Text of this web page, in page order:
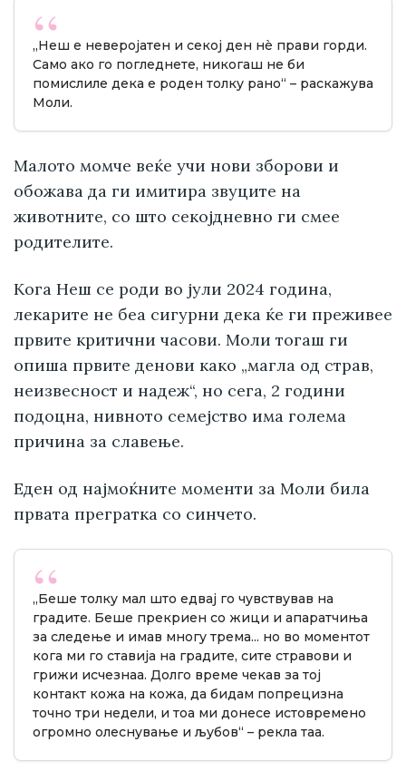
„Неш е неверојатен и секој ден нè прави горди.
Само ако го погледнете, никогаш не би
помислиле дека е роден толку рано“ – раскажува
Моли.
Малото момче веќе учи нови зборови и
обожава да ги имитира звуците на
животните, со што секојдневно ги смее
родителите.
Кога Неш се роди во јули 2024 година,
лекарите не беа сигурни дека ќе ги преживее
првите критични часови. Моли тогаш ги
опиша првите денови како „магла од страв,
неизвесност и надеж“, но сега, 2 години
подоцна, нивното семејство има голема
причина за славење.
Еден од најмоќните моменти за Моли била
првата прегратка со синчето.
„Беше толку мал што едвај го чувствував на
градите. Беше прекриен со жици и апаратчиња
за следење и имав многу трема... но во моментот
кога ми го ставија на градите, сите стравови и
грижи исчезнаа. Долго време чекав за тој
контакт кожа на кожа, да бидам попрецизна
точно три недели, и тоа ми донесе истовремено
огромно олеснување и љубов“ – рекла таа.